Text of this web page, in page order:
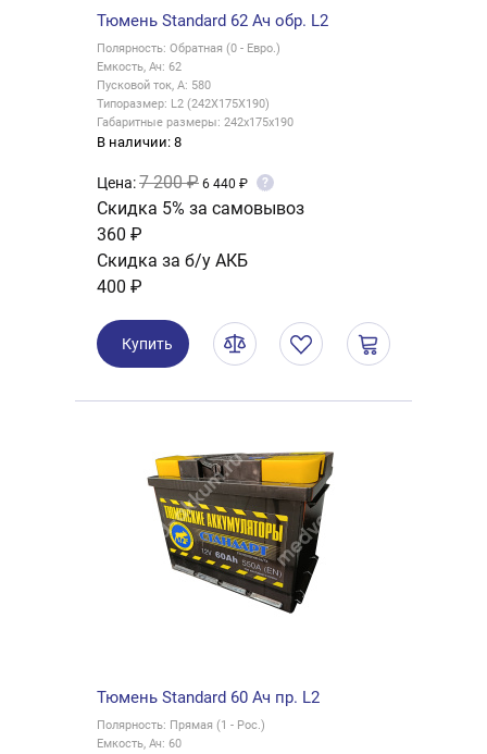
Тюмень Standard 62 Ач обр. L2
Полярность: Обратная (0 - Евро.)
Емкость, Ач: 62
Пусковой ток, А: 580
Типоразмер: L2 (242X175X190)
Габаритные размеры: 242x175x190
В наличии: 8
Цена:7 200 ₽ 6 440 ₽ ?
Скидка 5% за самовывоз
360 ₽
Скидка за б/у АКБ
400 ₽
Купить
Тюмень Standard 60 Ач пр. L2
Полярность: Прямая (1 - Рос.)
Емкость, Ач: 60